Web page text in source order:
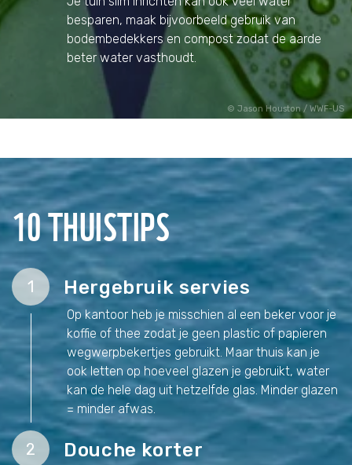
Jason Houston / WWF-US
besparen, maak bijvoorbeeld gebruik van
bodembedekkers en compost zodat de aarde
beter water vasthoudt.
10 THUISTIPS
1 Hergebruik servies
Op kantoor heb je misschien al een beker voor je
koffie of thee zodat je geen plastic of papieren
wegwerpbekertjes gebruikt. Maar thuis kan je
ook letten op hoeveel glazen je gebruikt, water
kan de hele dag uit hetzelfde glas. Minder glazen
= minder afwas.
2 Douche korter